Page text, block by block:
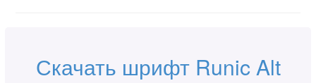
Скачать шрифт Runic Alt